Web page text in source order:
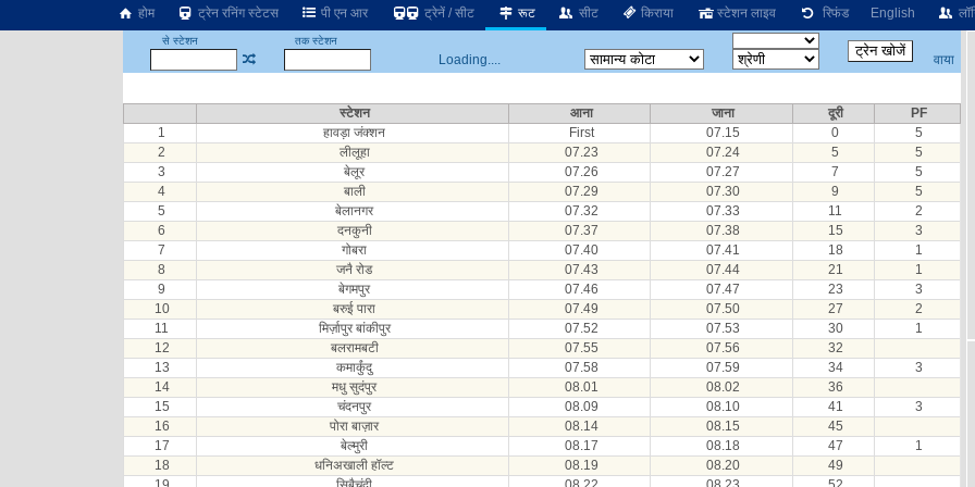
होम ट्रेन रनिंग स्टेटस पी एन आर ट्रेनें / सीट रूट सीट किराया स्टेशन लाइव रिफंड English
से स्टेशन तक स्टेशन
Loading.... वाया
स्टेशन आना जाना दूरी
PF
1
हावड़ा जंक्शन First 07.15 0
5
2
लीलूहा 07.23 07.24 5
5
3
बेलूर 07.26 07.27 7
5
4
बाली 07.29 07.30 9
5
5
बेलानगर 07.32 07.33 11
2
6
दनकुनी 07.37 07.38 15
3
7
गोबरा 07.40 07.41 18
1
8
जनै रोड 07.43 07.44 21
1
9
बेगमपुर 07.46 07.47 23
3
10
बरुई पारा 07.49 07.50 27
2
11
मिर्ज़ापुर बांकीपुर 07.52 07.53 30
1
12
बलरामबटी 07.55 07.56
32
13
कमार्कुंदु 07.58 07.59 34
3
14
मधु सुदंपुर 08.01 08.02
36
15
चंदनपुर 08.09 08.10 41
3
16
पोरा बाज़ार 08.14 08.15
45
17
बेल्मुरी 08.17 08.18 47
1
18
धनिअखाली हॉल्ट 08.19 08.20
49